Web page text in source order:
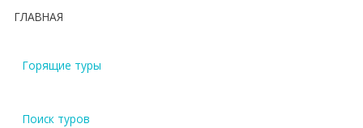
ГЛАВНАЯ
Горящие туры
Поиск туров